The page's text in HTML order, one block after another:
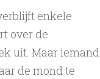
enkele
over de
uit. Maar iemand
de mond te